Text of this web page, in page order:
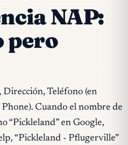
NAP:
pero
Teléfono (en
Cuando el nombre de
“Pickleland” en Google,
“Pickleland - Pflugerville”